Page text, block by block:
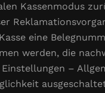
Kassenmodus
eine
werden, die
–